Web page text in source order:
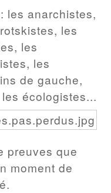
: les anarchistes,
les
les
les
de gauche,
écologistes...
preuves que
moment de